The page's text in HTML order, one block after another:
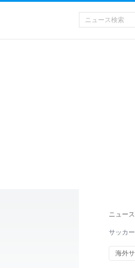
ニュー
サッカ
海外